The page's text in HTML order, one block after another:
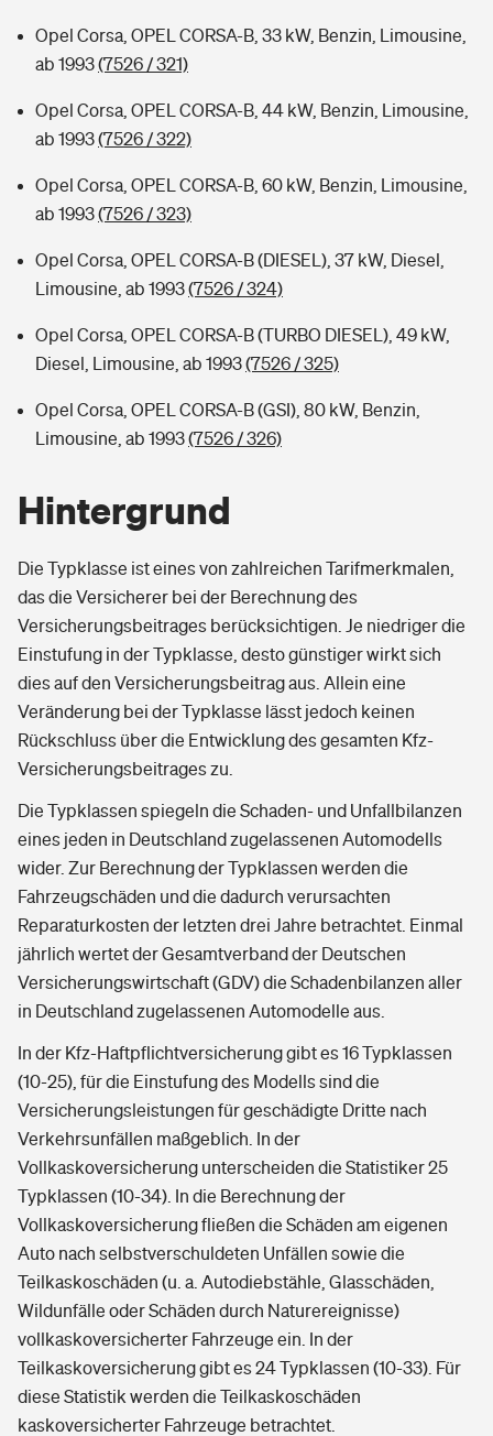
Opel Corsa, OPEL CORSA-B, 33 kW, Benzin, Limousine,
ab 1993(7526 / 321)
Opel Corsa, OPEL CORSA-B, 44 kW, Benzin, Limousine,
ab 1993(7526 / 322)
Opel Corsa, OPEL CORSA-B, 60 kW, Benzin, Limousine,
ab 1993(7526 / 323)
Opel Corsa, OPEL CORSA-B (DIESEL), 37 kW, Diesel,
Limousine, ab 1993(7526 / 324)
Opel Corsa, OPEL CORSA-B (TURBO DIESEL), 49 kW,
Diesel, Limousine, ab 1993(7526 / 325)
Opel Corsa, OPEL CORSA-B (GSI), 80 kW, Benzin,
Limousine, ab 1993(7526 / 326)
Hintergrund
Die Typklasse ist eines von zahlreichen Tarifmerkmalen,
das die Versicherer bei der Berechnung des
Versicherungsbeitrages berücksichtigen. Je niedriger die
Einstufung in der Typklasse, desto günstiger wirkt sich
dies auf den Versicherungsbeitrag aus. Allein eine
Veränderung bei der Typklasse lässt jedoch keinen
Rückschluss über die Entwicklung des gesamten Kfz-
Versicherungsbeitrages zu.
Die Typklassen spiegeln die Schaden- und Unfallbilanzen
eines jeden in Deutschland zugelassenen Automodells
wider. Zur Berechnung der Typklassen werden die
Fahrzeugschäden und die dadurch verursachten
Reparaturkosten der letzten drei Jahre betrachtet. Einmal
jährlich wertet der Gesamtverband der Deutschen
Versicherungswirtschaft (GDV) die Schadenbilanzen aller
in Deutschland zugelassenen Automodelle aus.
In der Kfz-Haftpflichtversicherung gibt es 16 Typklassen
(10-25), für die Einstufung des Modells sind die
Versicherungsleistungen für geschädigte Dritte nach
Verkehrsunfällen maßgeblich. In der
Vollkaskoversicherung unterscheiden die Statistiker 25
Typklassen (10-34). In die Berechnung der
Vollkaskoversicherung fließen die Schäden am eigenen
Auto nach selbstverschuldeten Unfällen sowie die
Teilkaskoschäden (u. a. Autodiebstähle, Glasschäden,
Wildunfälle oder Schäden durch Naturereignisse)
vollkaskoversicherter Fahrzeuge ein. In der
Teilkaskoversicherung gibt es 24 Typklassen (10-33). Für
diese Statistik werden die Teilkaskoschäden
kaskoversicherter Fahrzeuge betrachtet.